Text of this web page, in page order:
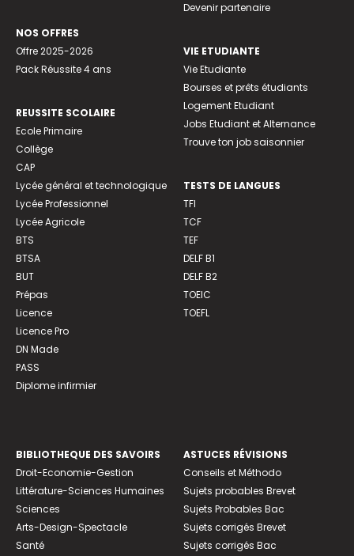
NOS OFFRES
Offre 2025-2026
Pack Réussite 4 ans
REUSSITE SCOLAIRE
Ecole Primaire
Collège
CAP
Lycée général et technologique
Lycée Professionnel
Lycée Agricole
BTS
BTSA
BUT
Prépas
Licence
Licence Pro
DN Made
PASS
Diplome infirmier
Devenir partenaire
VIE ETUDIANTE
Vie Etudiante
Bourses et prêts étudiants
Logement Etudiant
Jobs Etudiant et Alternance
Trouve ton job saisonnier
TESTS DE LANGUES
TFI
TCF
TEF
DELF B1
DELF B2
TOEIC
TOEFL
BIBLIOTHEQUE DES SAVOIRS
Droit-Economie-Gestion
Littérature-Sciences Humaines
Sciences
Arts-Design-Spectacle
Santé
ASTUCES RÉVISIONS
Conseils et Méthodo
Sujets probables Brevet
Sujets Probables Bac
Sujets corrigés Brevet
Sujets corrigés Bac